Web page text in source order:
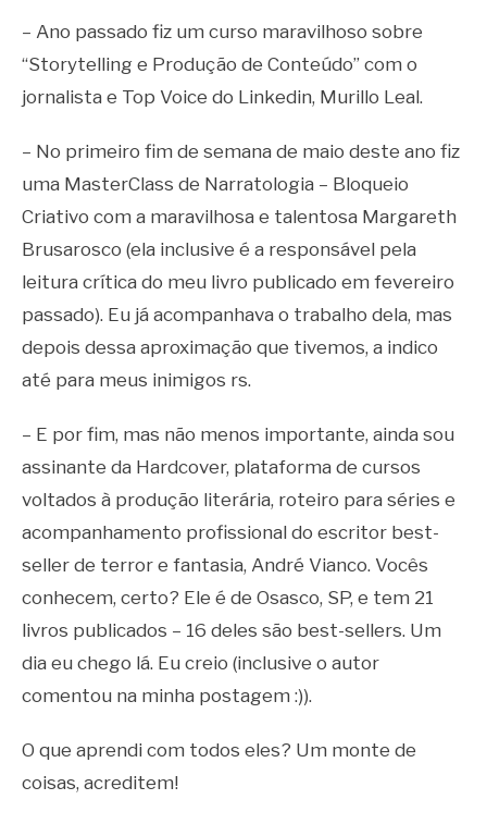
– Ano passado fiz um curso maravilhoso sobre
“Storytelling e Produção de Conteúdo” com o
jornalista e Top Voice do Linkedin, Murillo Leal.
– No primeiro fim de semana de maio deste ano fiz
uma MasterClass de Narratologia – Bloqueio
Criativo com a maravilhosa e talentosa Margareth
Brusarosco (ela inclusive é a responsável pela
leitura crítica do meu livro publicado em fevereiro
passado). Eu já acompanhava o trabalho dela, mas
depois dessa aproximação que tivemos, a indico
até para meus inimigos rs.
– E por fim, mas não menos importante, ainda sou
assinante da Hardcover, plataforma de cursos
voltados à produção literária, roteiro para séries e
acompanhamento profissional do escritor best-
seller de terror e fantasia, André Vianco. Vocês
conhecem, certo? Ele é de Osasco, SP, e tem 21
livros publicados – 16 deles são best-sellers. Um
dia eu chego lá. Eu creio (inclusive o autor
comentou na minha postagem :)).
O que aprendi com todos eles? Um monte de
coisas, acreditem!